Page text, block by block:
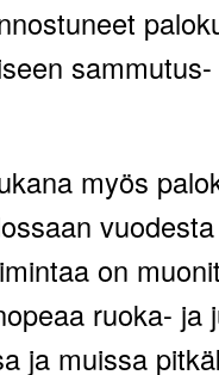
myös
on
ruoka- ja
ja muissa